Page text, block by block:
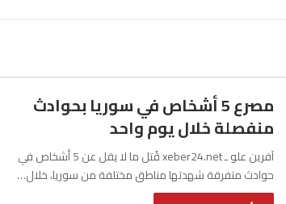
مصرع 5 أشخاص في سوريا بحوادث
منفصلة خلال يوم واحد
آفرين علو ـ xeber24.net قُتل ما لا يقل عن 5 أشخاص في
حوادث متفرقة شهدتها مناطق مختلفة من سوريا، خلال…